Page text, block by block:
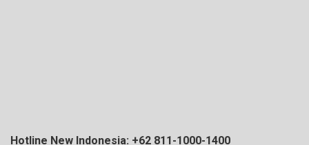
Hotline New Indonesia: +62 811-1000-1400